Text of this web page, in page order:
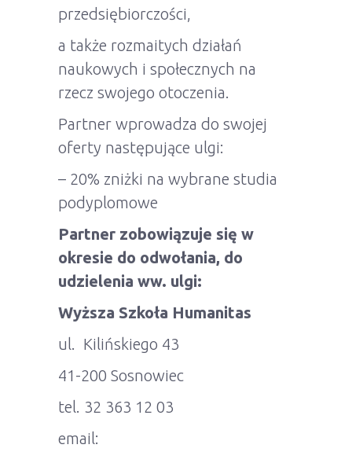
przedsiębiorczości,
a także rozmaitych działań
naukowych i społecznych na
rzecz swojego otoczenia.
Partner wprowadza do swojej
oferty następujące ulgi:
– 20% zniżki na wybrane studia
podyplomowe
Partner zobowiązuje się w
okresie do odwołania, do
udzielenia ww. ulgi:
Wyższa Szkoła Humanitas
ul. Kilińskiego 43
41-200 Sosnowiec
tel. 32 363 12 03
email: